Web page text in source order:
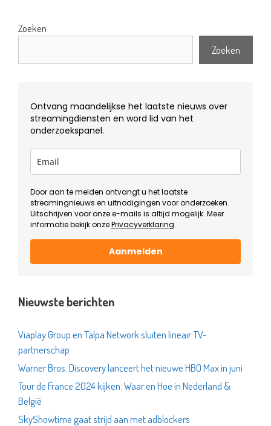
Zoeken
Zoeken
Ontvang maandelijkse het laatste nieuws over
streamingdiensten en word lid van het
onderzoekspanel.
Door aan te melden ontvangt u het laatste
streamingnieuws en uitnodigingen voor onderzoeken.
Uitschrijven voor onze e-mails is altijd mogelijk. Meer
informatie bekijk onzePrivacyverklaring.
Aanmelden
Nieuwste berichten
Viaplay Group en Talpa Network sluiten lineair TV-
partnerschap
Warner Bros. Discovery lanceert het nieuwe HBO Max in juni
Tour de France 2024 kijken: Waar en Hoe in Nederland &
België
SkyShowtime gaat strijd aan met adblockers